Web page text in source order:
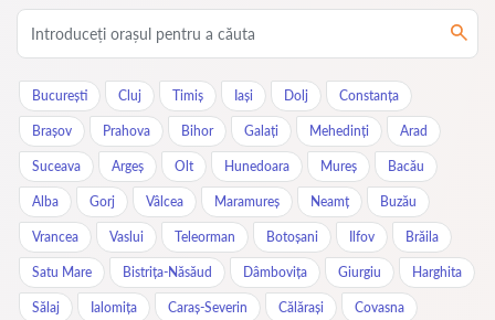
București Cluj Timiș Iași Dolj Constanța
Brașov Prahova Bihor Galați Mehedinți Arad
Suceava Argeș Olt Hunedoara Mureș Bacău
Alba Gorj Vâlcea Maramureș Neamț Buzău
Vrancea Vaslui Teleorman Botoșani Ilfov Brăila
Satu Mare Bistrița-Năsăud Dâmbovița Giurgiu Harghita
Sălaj Ialomița Caraș-Severin Călărași Covasna